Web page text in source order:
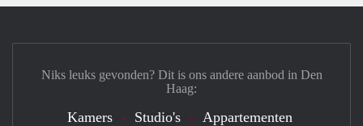
Niks leuks gevonden? Dit is ons andere aanbod in Den
Haag:
Kamers Studio's Appartementen